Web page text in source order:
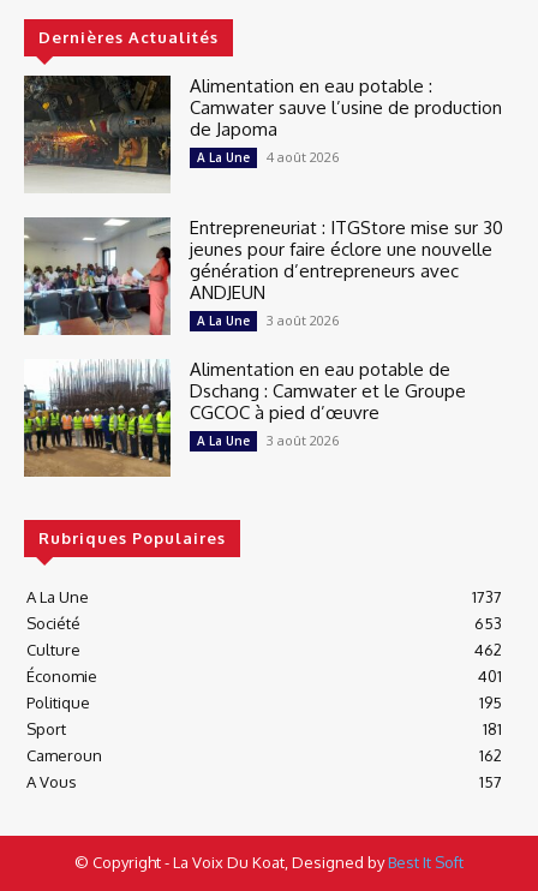
Dernières Actualités
Alimentation en eau potable :
Camwater sauve l’usine de production
de Japoma
A La Une 4 août 2026
Entrepreneuriat : ITGStore mise sur 30
jeunes pour faire éclore une nouvelle
génération d’entrepreneurs avec
ANDJEUN
A La Une 3 août 2026
Alimentation en eau potable de
Dschang : Camwater et le Groupe
CGCOC à pied d’œuvre
A La Une 3 août 2026
Rubriques Populaires
A La Une
1737
Société
653
Culture
462
Économie
401
Politique
195
Sport
181
Cameroun
162
A Vous
157
© Copyright - La Voix Du Koat, Designed byBest It Soft